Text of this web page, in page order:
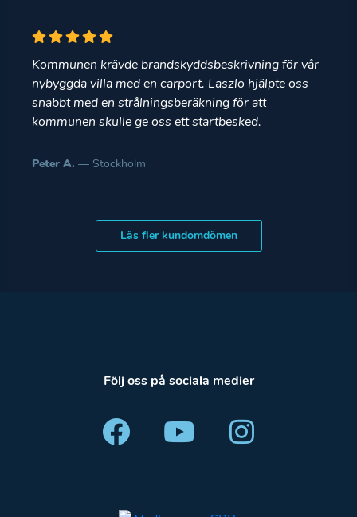
Kommunen krävde brandskyddsbeskrivning för vår
nybyggda villa med en carport. Laszlo hjälpte oss
snabbt med en strålningsberäkning för att
kommunen skulle ge oss ett startbesked.
Peter A. — Stockholm
Läs fler kundomdömen
Följ oss på sociala medier